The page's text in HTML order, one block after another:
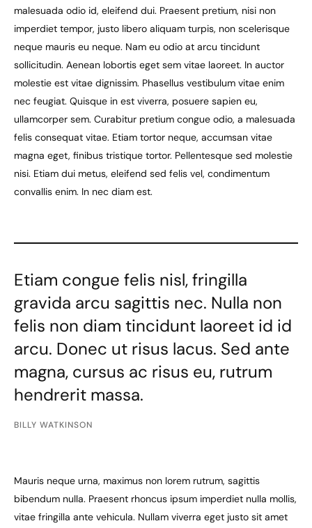
malesuada odio id, eleifend dui. Praesent pretium, nisi non
imperdiet tempor, justo libero aliquam turpis, non scelerisque
neque mauris eu neque. Nam eu odio at arcu tincidunt
sollicitudin. Aenean lobortis eget sem vitae laoreet. In auctor
molestie est vitae dignissim. Phasellus vestibulum vitae enim
nec feugiat. Quisque in est viverra, posuere sapien eu,
ullamcorper sem. Curabitur pretium congue odio, a malesuada
felis consequat vitae. Etiam tortor neque, accumsan vitae
magna eget, finibus tristique tortor. Pellentesque sed molestie
nisi. Etiam dui metus, eleifend sed felis vel, condimentum
convallis enim. In nec diam est.
Etiam congue felis nisl, fringilla
gravida arcu sagittis nec. Nulla non
felis non diam tincidunt laoreet id id
arcu. Donec ut risus lacus. Sed ante
magna, cursus ac risus eu, rutrum
hendrerit massa.
BILLY WATKINSON
Mauris neque urna, maximus non lorem rutrum, sagittis
bibendum nulla. Praesent rhoncus ipsum imperdiet nulla mollis,
vitae fringilla ante vehicula. Nullam viverra eget justo sit amet